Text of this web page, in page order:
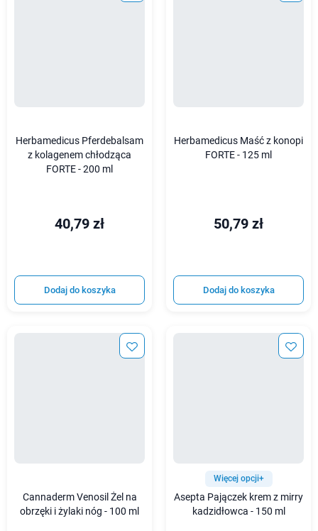
Herbamedicus Pferdebalsam
z kolagenem chłodząca
FORTE - 200 ml
40,79 zł
Dodaj do koszyka
Herbamedicus Maść z konopi
FORTE - 125 ml
50,79 zł
Dodaj do koszyka
Cannaderm Venosil Żel na
obrzęki i żylaki nóg - 100 ml
Więcej opcji+
Asepta Pajączek krem z mirry
kadzidłowca - 150 ml